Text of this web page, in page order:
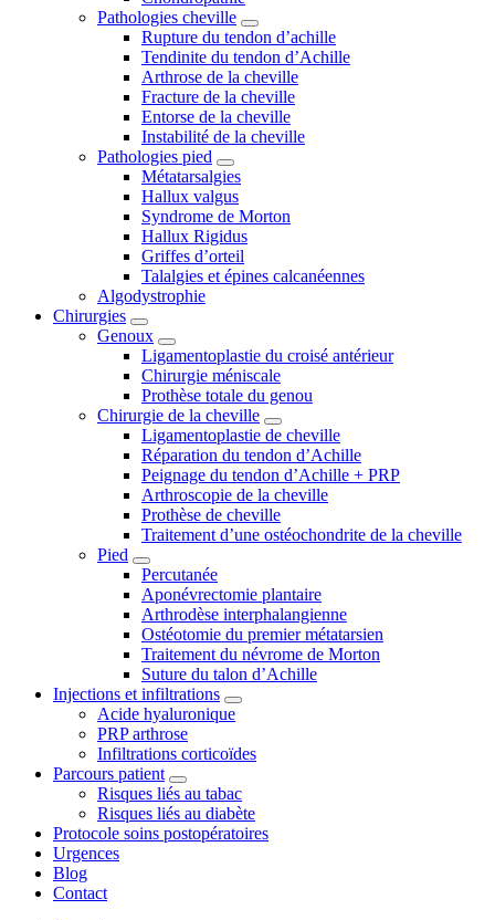
Pathologies cheville
Rupture du tendon d’achille
Tendinite du tendon d’Achille
Arthrose de la cheville
Fracture de la cheville
Entorse de la cheville
Instabilité de la cheville
Pathologies pied
Métatarsalgies
Hallux valgus
Syndrome de Morton
Hallux Rigidus
Griffes d’orteil
Talalgies et épines calcanéennes
Algodystrophie
Chirurgies
Genoux
Ligamentoplastie du croisé antérieur
Chirurgie méniscale
Prothèse totale du genou
Chirurgie de la cheville
Ligamentoplastie de cheville
Réparation du tendon d’Achille
Peignage du tendon d’Achille + PRP
Arthroscopie de la cheville
Prothèse de cheville
Traitement d’une ostéochondrite de la cheville
Pied
Percutanée
Aponévrectomie plantaire
Arthrodèse interphalangienne
Ostéotomie du premier métatarsien
Traitement du névrome de Morton
Suture du talon d’Achille
Injections et infiltrations
Acide hyaluronique
PRP arthrose
Infiltrations corticoïdes
Parcours patient
Risques liés au tabac
Risques liés au diabète
Protocole soins postopératoires
Urgences
Blog
Contact